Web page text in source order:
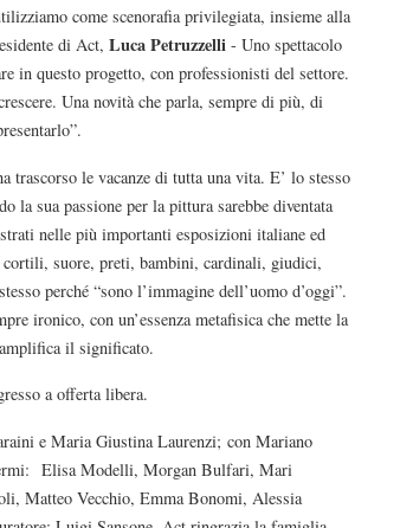
come scenorafia privilegiata, insieme alla
di Act, Luca Petruzzelli - Uno spettacolo
in questo progetto, con professionisti del settore.
Una novità che parla, sempre di più, di
le vacanze di tutta una vita. E’ lo stesso
la sua passione per la pittura sarebbe diventata
nelle più importanti esposizioni italiane ed
suore, preti, bambini, cardinali, giudici,
perché “sono l’immagine dell’uomo d’oggi”.
ironico, con un’essenza metafisica che mette la
il significato.
a offerta libera.
e Maria Giustina Laurenzi; con Mariano
Elisa Modelli, Morgan Bulfari, Mari
Matteo Vecchio, Emma Bonomi, Alessia